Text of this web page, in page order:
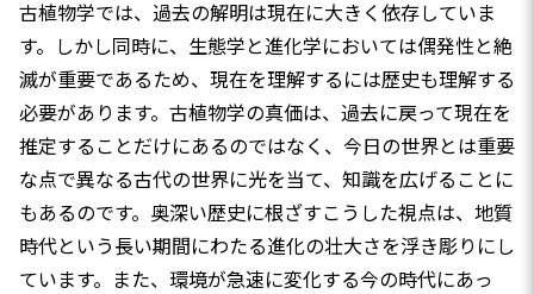
古植物学では、過去の解明は現在に大きく依存していま
す。しかし同時に、生態学と進化学においては偶発性と絶
滅が重要であるため、現在を理解するには歴史も理解する
必要があります。古植物学の真価は、過去に戻って現在を
推定することだけにあるのではなく、今日の世界とは重要
な点で異なる古代の世界に光を当て、知識を広げることに
もあるのです。奥深い歴史に根ざすこうした視点は、地質
時代という長い期間にわたる進化の壮大さを浮き彫りにし
ています。また、環境が急速に変化する今の時代にあっ